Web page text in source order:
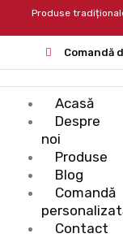
Produse
Comandă
Acasă
Despre
noi
Produse
Blog
Comandă
Contact